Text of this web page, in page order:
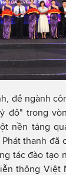
để ngành
đô" trong
nền tảng
thanh đã
tác đào tạo
thông Việt